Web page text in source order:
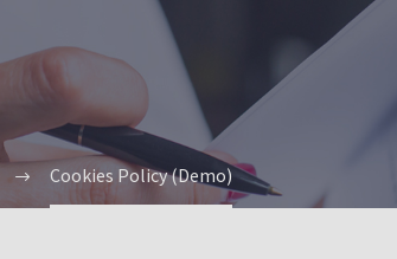
Cookies Policy (Demo)